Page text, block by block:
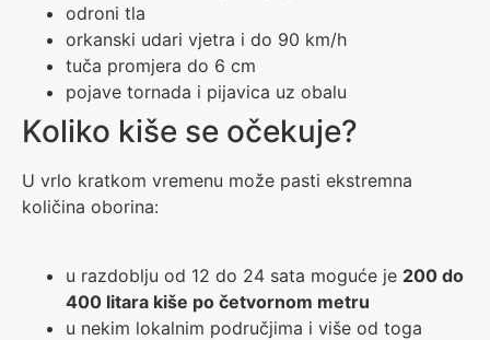
odroni tla
orkanski udari vjetra i do 90 km/h
tuča promjera do 6 cm
pojave tornada i pijavica uz obalu
Koliko kiše se očekuje?
U vrlo kratkom vremenu može pasti ekstremna
količina oborina:
u razdoblju od 12 do 24 sata moguće je 200 do
400 litara kiše po četvornom metru
u nekim lokalnim područjima i više od toga